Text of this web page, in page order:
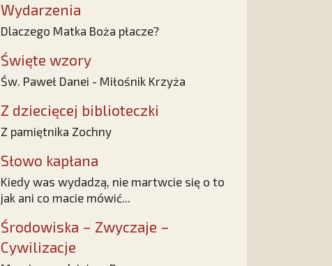
Wydarzenia
Dlaczego Matka Boża płacze?
Święte wzory
Św. Paweł Danei - Miłośnik Krzyża
Z dziecięcej biblioteczki
Z pamiętnika Zochny
Słowo kapłana
Kiedy was wydadzą, nie martwcie się o to
jak ani co macie mówić...
Środowiska – Zwyczaje –
Cywilizacje